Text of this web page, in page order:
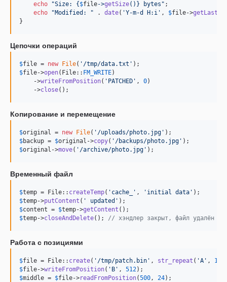
echo
"Size: { $file->getSize()} bytes " ;
echo
"Modified: " . date( 'Y-m-d H:i ' , $file->
}
Цепочки операций
$file = new File( ' /tmp/data.txt '
$file->open(File:: FM_WRITE)
    ->
writeFromPosition( ' PATCHED ' , 0)
    ->
close();
Копирование и перемещение
$original = new File( ' /uploads/photo.jpg '
$backup = $original ->copy( ' /backups/photo.jpg '
$original ->move( ' /archive/photo.jpg ' );
Временный файл
$temp = File:: createTemp( ' cache_ ' , ' initial data '
$temp->putContent ( ' updated '
$content = $temp->getContent
$temp->closeAndDelete(); // хэндлер закрыт, файл удалён
Работа с позициями
$file = File:: create( ' /tmp/patch.bin ' , str_repeat ( 'A ' ,
$file->writeFromPosition( ' B ' , 512
$middle = $file->readFromPosition(500, 24);